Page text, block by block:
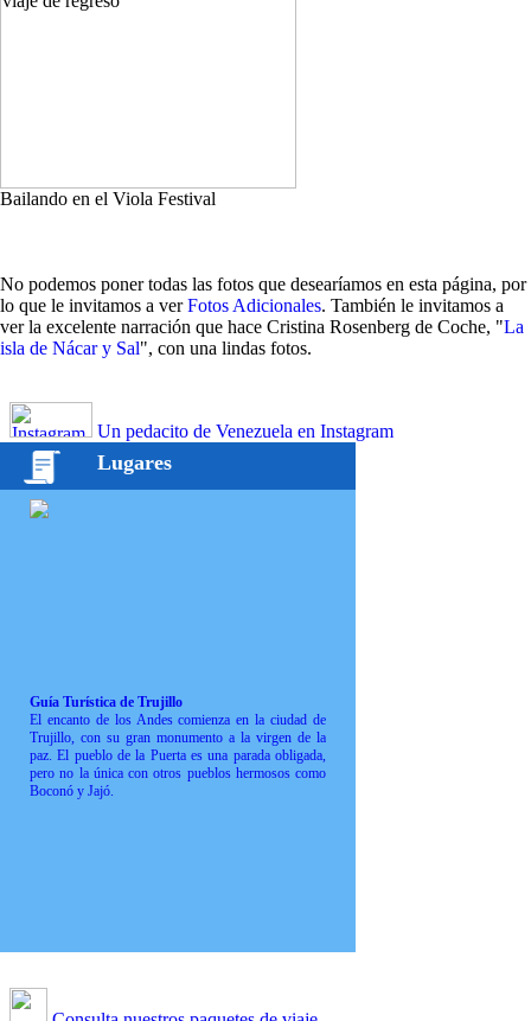
Bailando en el Viola Festival
No podemos poner todas las fotos que desearíamos en esta página, por
lo que le invitamos a verFotos Adicionales. También le invitamos a
ver la excelente narración que hace Cristina Rosenberg de Coche, "La
isla de Nácar y Sal", con una lindas fotos.
Un pedacito de Venezuela en Instagram
Lugares
Guía Turística de Trujillo
El encanto de los Andes comienza en la ciudad de
Trujillo, con su gran monumento a la virgen de la
paz. El pueblo de la Puerta es una parada obligada,
pero no la única con otros pueblos hermosos como
Boconó y Jajó.